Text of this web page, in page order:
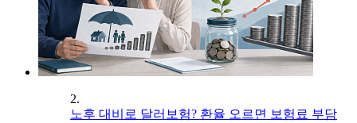
2.
노후 대비로 달러보험? 환율 오르면 보험료 부담